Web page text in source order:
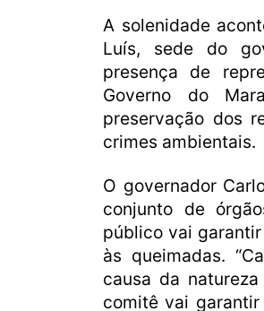
A solenidade
Luís, sede do
presença de
Governo do
preservação dos
crimes ambientais.
O governador
conjunto de
público vai
às queimadas.
causa da
comitê vai